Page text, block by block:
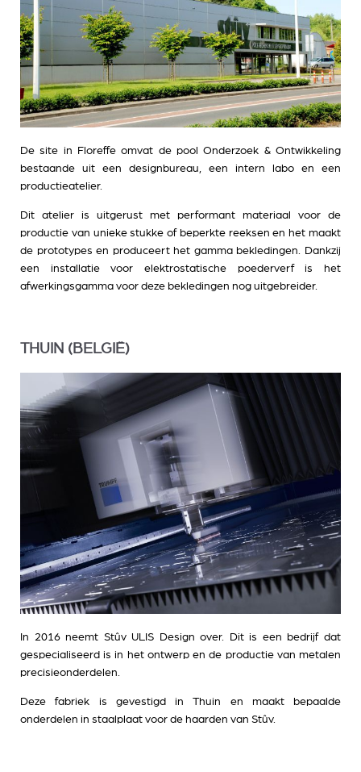
De site in Floreffe omvat de pool Onderzoek & Ontwikkeling
bestaande uit een designbureau, een intern labo en een
productieatelier.
Dit atelier is uitgerust met performant materiaal voor de
productie van unieke stukke of beperkte reeksen en het maakt
de prototypes en produceert het gamma bekledingen. Dankzij
een installatie voor elektrostatische poederverf is het
afwerkingsgamma voor deze bekledingen nog uitgebreider.
THUIN (BELGIË)
In 2016 neemt Stûv ULIS Design over. Dit is een bedrijf dat
gespecialiseerd is in het ontwerp en de productie van metalen
precisieonderdelen.
Deze fabriek is gevestigd in Thuin en maakt bepaalde
onderdelen in staalplaat voor de haarden van Stûv.